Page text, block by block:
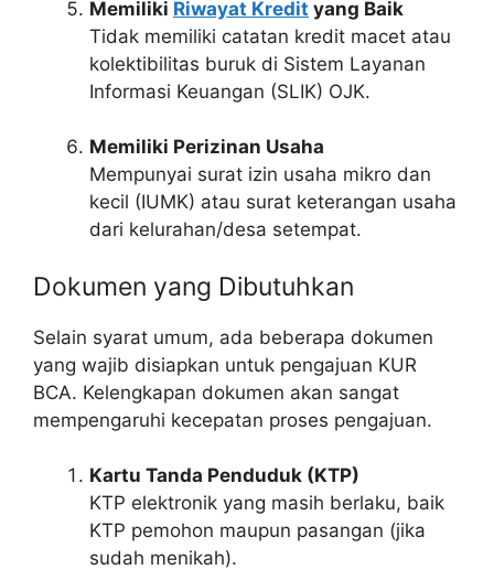
Memiliki Riwayat Kredit yang Baik
Tidak memiliki catatan kredit macet atau
kolektibilitas buruk di Sistem Layanan
Informasi Keuangan (SLIK) OJK.
Memiliki Perizinan Usaha
Mempunyai surat izin usaha mikro dan
kecil (IUMK) atau surat keterangan usaha
dari kelurahan/desa setempat.
Dokumen yang Dibutuhkan
Selain syarat umum, ada beberapa dokumen
yang wajib disiapkan untuk pengajuan KUR
BCA. Kelengkapan dokumen akan sangat
mempengaruhi kecepatan proses pengajuan.
Kartu Tanda Penduduk (KTP)
KTP elektronik yang masih berlaku, baik
KTP pemohon maupun pasangan (jika
sudah menikah).